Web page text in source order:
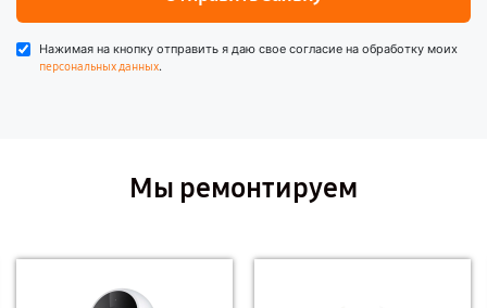
Нажимая на кнопку отправить я даю свое согласие на обработку моих
персональных данных.
Мы ремонтируем